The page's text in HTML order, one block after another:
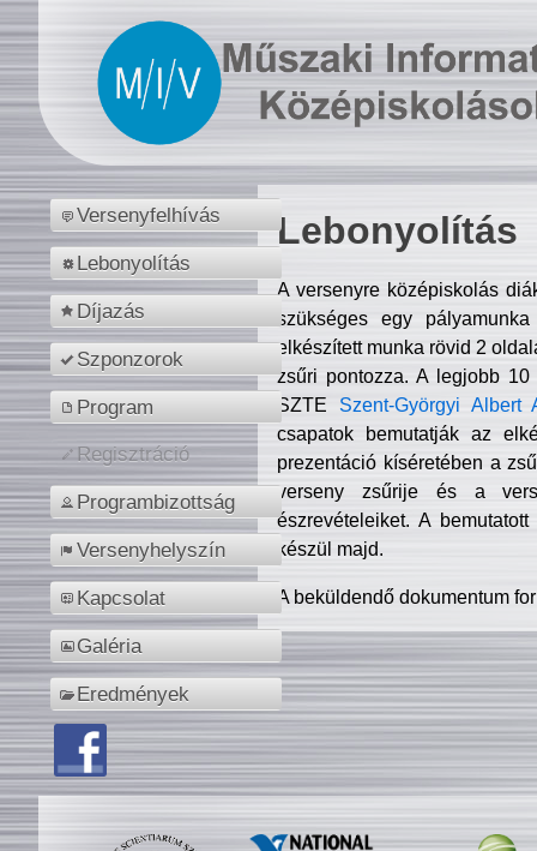
Versenyfelhívás
Lebonyolítás
Díjazás
Szponzorok
Program
Regisztráció
Programbizottság
Versenyhelyszín
Kapcsolat
Galéria
Eredmények
Lebonyolítás
A versenyre középiskolás
szükséges egy
elkészített munka rövid 2
zsűri pontozza. A legjobb
SZTE Szent-Györgyi Albert
csapatok bemutatják az
prezentáció kíséretében a
verseny zsűrije és a
észrevételeiket. A
készül majd.
A beküldendő dokumentum